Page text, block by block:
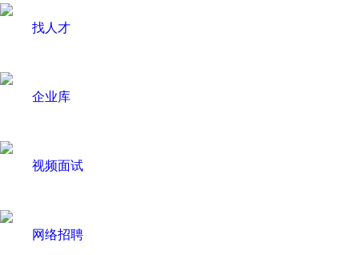
找人才
企业库
视频面试
网络招聘